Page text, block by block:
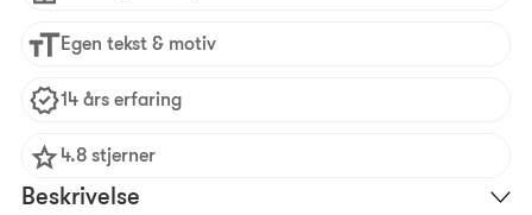
Egen tekst & motiv
14 års erfaring
4.8 stjerner
Beskrivelse